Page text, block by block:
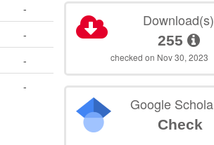
-
-
-
-
Download(s)
255
checked on Nov 30, 2023
Google
Check